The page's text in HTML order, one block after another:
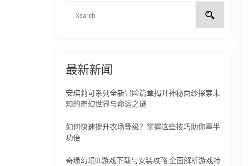
最新新闻
安琪莉可系列全新冒险篇章揭开神秘面纱探索未
知的奇幻世界与命运之谜
如何快速提升农场等级？掌握这些技巧助你事半
功倍
奇缘幻境OL游戏下载与安装攻略 全面解析游戏特